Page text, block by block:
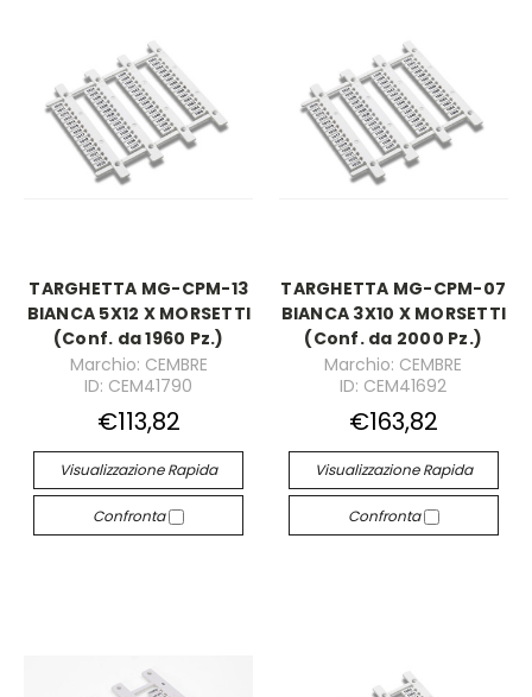
TARGHETTA MG-CPM-13
BIANCA 5X12 X MORSETTI
(Conf. da 1960 Pz.)
Marchio: CEMBRE
ID: CEM41790
€113,82
Visualizzazione Rapida
Confronta
TARGHETTA MG-CPM-07
BIANCA 3X10 X MORSETTI
(Conf. da 2000 Pz.)
Marchio: CEMBRE
ID: CEM41692
€163,82
Visualizzazione Rapida
Confronta